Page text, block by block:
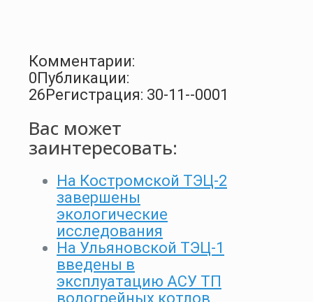
Комментарии:
0Публикации:
26Регистрация: 30-11--0001
Вас может
заинтересовать:
На Костромской ТЭЦ-2
завершены
экологические
исследования
На Ульяновской ТЭЦ-1
введены в
эксплуатацию АСУ ТП
водогрейных котлов